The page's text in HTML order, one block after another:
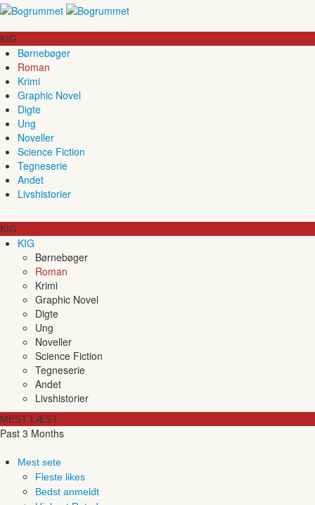
KIG
Børnebøger
Roman
Krimi
Graphic Novel
Digte
Ung
Noveller
Science Fiction
Tegneserie
Andet
Livshistorier
KIG
KIG
Børnebøger
Roman
Krimi
Graphic Novel
Digte
Ung
Noveller
Science Fiction
Tegneserie
Andet
Livshistorier
MEST LÆST
Past 3 Months
Mest sete
Fleste likes
Bedst anmeldt